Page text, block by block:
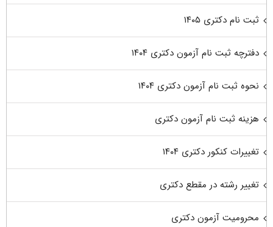
ثبت نام دکتری ۱۴۰۵
دفترچه ثبت نام آزمون دکتری ۱۴۰۴
نحوه ثبت نام آزمون دکتری ۱۴۰۴
هزینه ثبت نام آزمون دکتری
تغییرات کنکور دکتری ۱۴۰۴
تغییر رشته در مقطع دکتری
محرومیت آزمون دکتری